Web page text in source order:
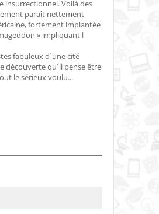
insurrectionnel. Voilà des
paraît nettement
fortement implantée
» impliquant l
fabuleux d´une cité
découverte qu´il pense être
le sérieux voulu...